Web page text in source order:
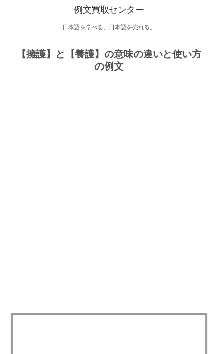
例文買取センター
日本語を学べる、日本語を売れる。
【擁護】と【養護】の意味の違いと使い方
の例文